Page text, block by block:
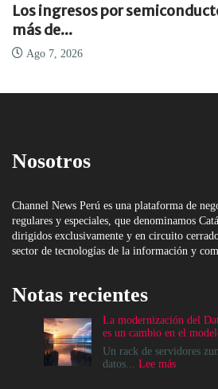
Los ingresos por
más de...
Ago 7, 2026
Nosotros
Channel News Perú es una plataforma de
regulares y especiales, que denominamos
dirigidos exclusivamente y en circuito
sector de tecnologías de la información y
Notas recientes
La modernización del
es un cambio en el
Un rack de servidores
datos... Lee más: